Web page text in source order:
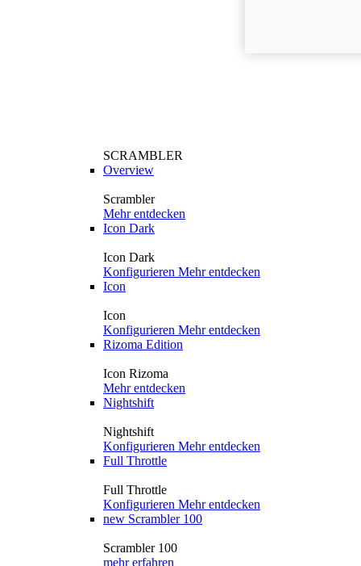
SCRAMBLER
Overview
Scrambler
Mehr entdecken
Icon Dark
Icon Dark
Konfigurieren Mehr entdecken
Icon
Icon
Konfigurieren Mehr entdecken
Rizoma Edition
Icon Rizoma
Mehr entdecken
Nightshift
Nightshift
Konfigurieren Mehr entdecken
Full Throttle
Full Throttle
Konfigurieren Mehr entdecken
new Scrambler 100
Scrambler 100
mehr erfahren